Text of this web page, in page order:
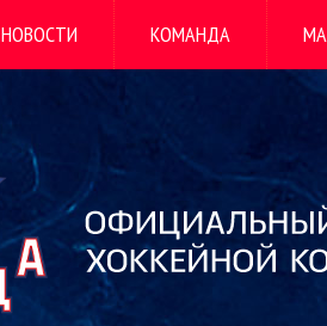
НОВОСТИ КОМАНДА